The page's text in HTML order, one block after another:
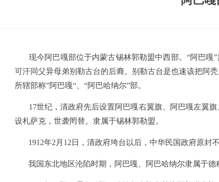
现今阿巴嘎部位于内蒙古锡林郭勒盟中西部。“阿巴嘎”
可汗同父异母弟别勒古台的后裔。别勒古台是也速该把阿
所辖部称”阿巴嘎“、“阿巴哈纳尔”部。
17世纪，清政府先后设置阿巴嘎右翼旗、阿巴嘎左翼旗
设札萨克，世袭罔替。隶属于锡林郭勒盟。
1912年2月12日，清政府垮台以后，中华民国政府原封
我国东北地区沦陷时期，阿巴嘎、阿巴哈纳尔隶属于德